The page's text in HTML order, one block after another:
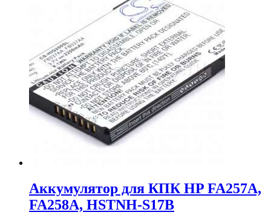
Аккумулятор для КПК HP FA257A,
FA258A, HSTNH-S17B